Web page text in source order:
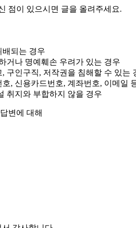
점이 있으시면 글을 올려주세요.
배되는 경우
거나 명예훼손 우려가 있는 경우
구인구직, 저작권을 침해할 수 있는
, 신용카드번호, 계좌번호, 이메일
취지와 부합하지 않을 경우
변에 대해